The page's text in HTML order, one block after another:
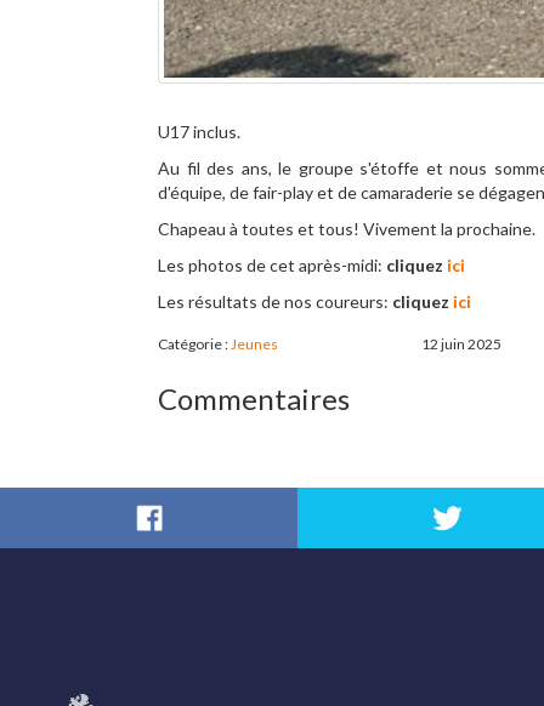
U17 inclus.
Au fil des ans, le groupe s'étoffe et nous
d'équipe, de fair-play et de camaraderie se
Chapeau à toutes et tous! Vivement la prochaine.
Les photos de cet après-midi: cliquez ici
Les résultats de nos coureurs: cliquez ici
Catégorie :Jeunes 12 juin 2025
Commentaires